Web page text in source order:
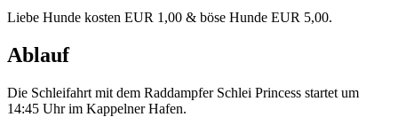
Liebe Hunde kosten EUR 1,00 & böse Hunde EUR 5,00.
Ablauf
Die Schleifahrt mit dem Raddampfer Schlei Princess startet um
14:45 Uhr im Kappelner Hafen.